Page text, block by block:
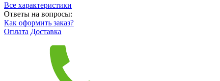
Все характеристики
Ответы на вопросы:
Как оформить заказ?
Оплата Доставка